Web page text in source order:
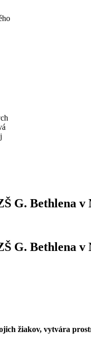
G. Bethlena v
G. Bethlena v
žiakov, vytvára